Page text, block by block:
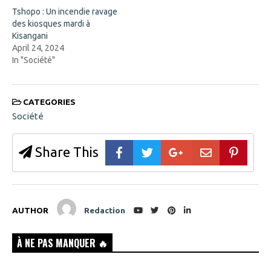
w
i
n
d
o
w
)
Tshopo : Un incendie ravage
des kiosques mardi à
Kisangani
April 24, 2024
In "Société"
CATEGORIES
Société
Share This
AUTHOR Redaction
À NE PAS MANQUER 🔥